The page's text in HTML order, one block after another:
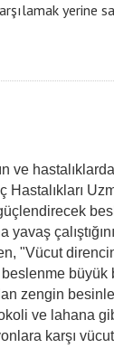
yerine
ve
"Vücut
büyük
zengin
ve lahana
karşı